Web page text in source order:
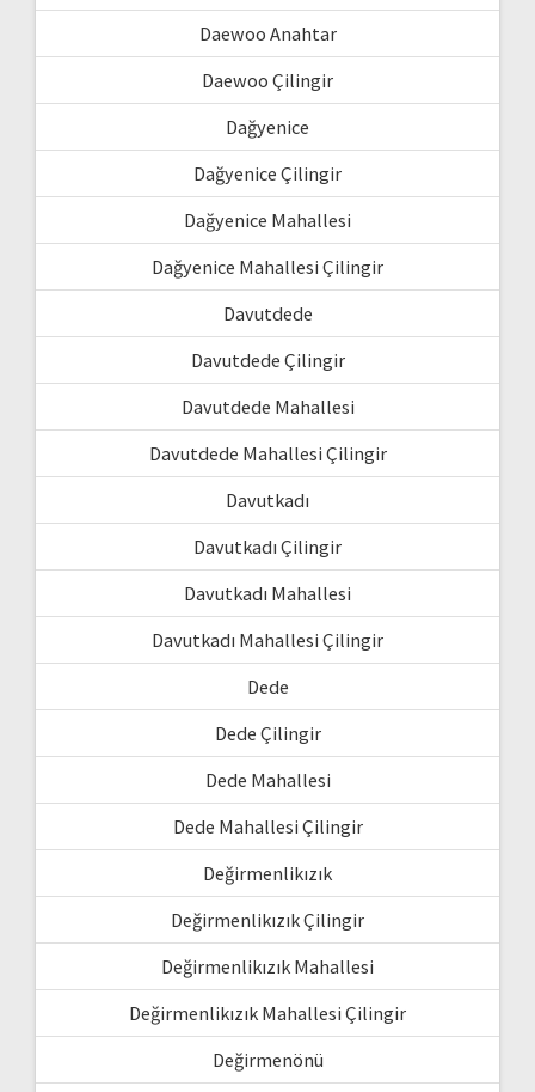
Daewoo Anahtar
Daewoo Çilingir
Dağyenice
Dağyenice Çilingir
Dağyenice Mahallesi
Dağyenice Mahallesi Çilingir
Davutdede
Davutdede Çilingir
Davutdede Mahallesi
Davutdede Mahallesi Çilingir
Davutkadı
Davutkadı Çilingir
Davutkadı Mahallesi
Davutkadı Mahallesi Çilingir
Dede
Dede Çilingir
Dede Mahallesi
Dede Mahallesi Çilingir
Değirmenlikızık
Değirmenlikızık Çilingir
Değirmenlikızık Mahallesi
Değirmenlikızık Mahallesi Çilingir
Değirmenönü